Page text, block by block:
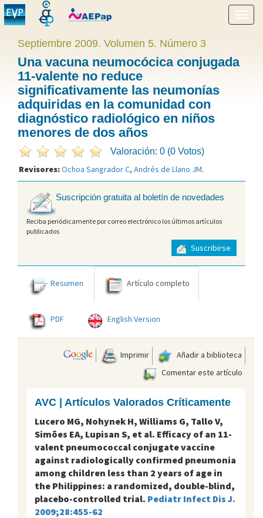
menú
Septiembre 2009. Volumen 5. Número 3
Una vacuna neumocócica conjugada
11-valente no reduce
significativamente las neumonías
adquiridas en la comunidad con
diagnóstico radiológico en niños
menores de dos años
Valoración: 0 (0 Votos)
Revisores:Ochoa Sangrador C, Andrés de Llano JM.
Suscripción gratuita al boletín de novedades
Reciba periódicamente por correo electrónico los últimos artículos
publicados
Suscribirse
Resumen Artículo completo
PDF English Version
Imprimir
Añadir a biblioteca
Comentar este artículo
AVC | Artículos Valorados Críticamente
Lucero MG, Nohynek H, Williams G, Tallo V,
Simões EA, Lupisan S, et al. Efficacy of an 11-
valent pneumococcal conjugate vaccine
against radiologically confirmed pneumonia
among children less than 2 years of age in
the Philippines: a randomized, double-blind,
placebo-controlled trial. Pediatr Infect Dis J.
2009;28:455-62